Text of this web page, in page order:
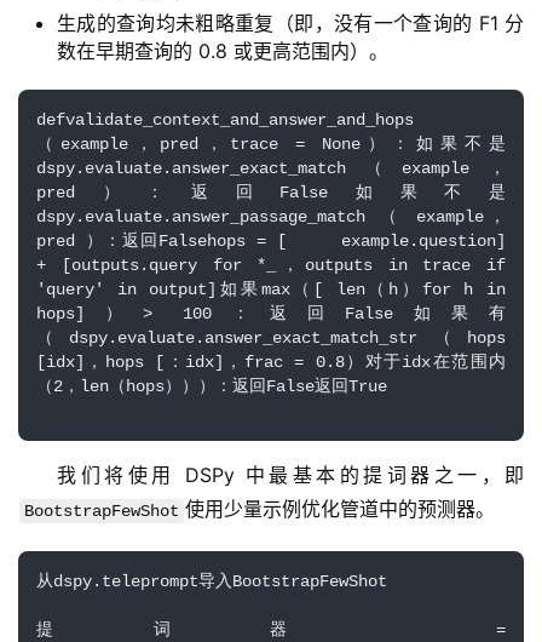
生成的查询均未粗略重复（即，没有一个查询的 F1 分
数在早期查询的 0.8 或更高范围内）。
defvalidate_context_and_answer_and_hops
（example，pred，trace = None）：如果不是
dspy.evaluate.answer_exact_match（example，
pred）：返回False如果不是
dspy.evaluate.answer_passage_match （ example，
pred ）：返回Falsehops = [     example.question]
+ [outputs.query for *_，outputs in trace if
'query' in output]如果max（[ len（h）for h in
hops]）> 100：返回False如果有
（dspy.evaluate.answer_exact_match_str（hops
[idx]，hops [：idx]，frac = 0.8）对于idx在范围内
（2，len（hops）））：返回False返回True
我们将使用 DSPy 中最基本的提词器之一，即
BootstrapFewShot 使用少量示例优化管道中的预测器。
从dspy.teleprompt导入BootstrapFewShot
提词器 =